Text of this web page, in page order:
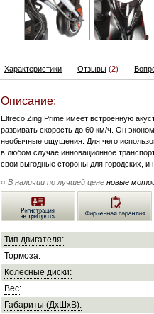
Характеристики Отзывы (2)
Описание:
Eltreco Zing Prime имеет встроенную
развивать скорость до 60 км/ч. Он
необычные ощущения. Для чего
в любом случае инновационное
свои выгодные стороны для городских, и
○ В наличии по лучшей цене новые
Тип двигателя:
Тормоза:
Колесные диски:
Вес:
Габариты (ДхШхВ):